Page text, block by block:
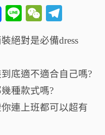
Li
e
W
C
a
t
e
ra
絕對是必備dress
底適不適合自己嗎?
種款式嗎?
連上班都可以超有